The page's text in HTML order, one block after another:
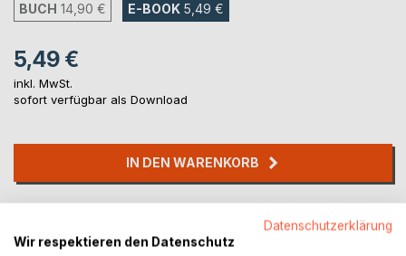
BUCH 14,90 € E-BOOK 5,49 €
5,49 €
inkl. MwSt.
sofort verfügbar als Download
IN DEN WARENKORB
Titel bewerten
Datenschutzerklärung
Wir respektieren den Datenschutz